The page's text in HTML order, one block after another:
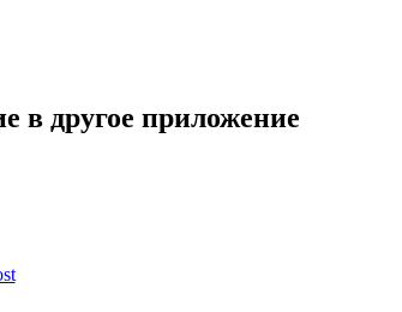
в другое приложение